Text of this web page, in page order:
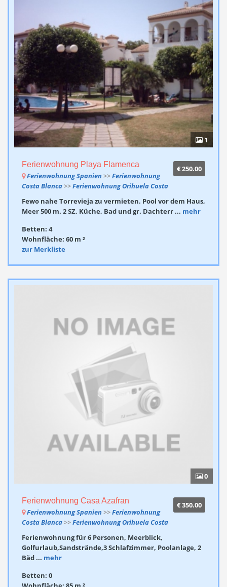
1
€ 250.00
Ferienwohnung Playa Flamenca
Ferienwohnung Spanien >>Ferienwohnung
Costa Blanca>>Ferienwohnung Orihuela Costa
Fewo nahe Torrevieja zu vermieten. Pool vor dem Haus,
Meer 500 m. 2 SZ, Küche, Bad und gr. Dachterr ... mehr
Betten: 4
Wohnfläche: 60 m ²
zur Merkliste
0
€ 350.00
Ferienwohnung Casa Azafran
Ferienwohnung Spanien >>Ferienwohnung
Costa Blanca>>Ferienwohnung Orihuela Costa
Ferienwohnung für 6 Personen, Meerblick,
Golfurlaub,Sandstrände,3 Schlafzimmer, Poolanlage, 2
Bäd ... mehr
Betten: 0